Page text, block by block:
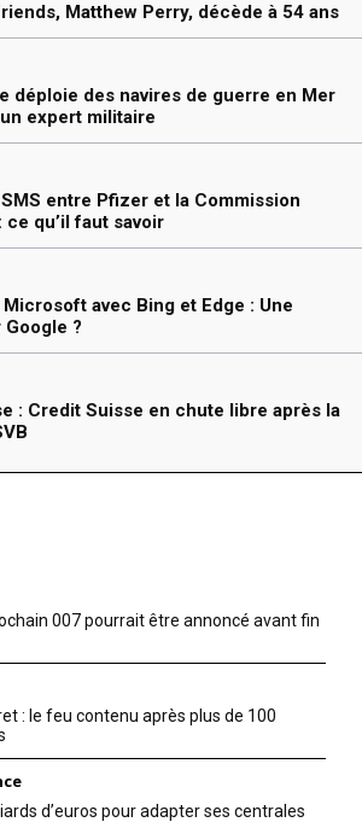
Matthew Perry, décède à 54 ans
déploie des navires de guerre en Mer
expert militaire
SMS entre Pfizer et la Commission
qu’il faut savoir
Microsoft avec Bing et Edge : Une
Google ?
: Credit Suisse en chute libre après la
007 pourrait être annoncé avant fin
: le feu contenu après plus de 100
d’euros pour adapter ses centrales